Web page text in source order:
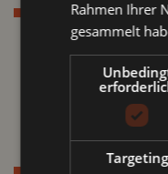
Winter im Pitztal
Skifahren
Langlaufen
Freeriden-Skitouren
Sommer im Pitztal
Rahmen Ihrer
gesammelt
Targeting